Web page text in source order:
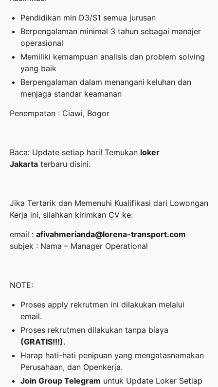
Pendidikan min D3/S1 semua jurusan
Berpengalaman minimal 3 tahun sebagai manajer
operasional
Memiliki kemampuan analisis dan problem solving
yang baik
Berpengalaman dalam menangani keluhan dan
menjaga standar keamanan
Penempatan : Ciawi, Bogor
Baca: Update setiap hari! Temukan loker
Jakarta terbaru disini.
Jika Tertarik dan Memenuhi Kualifikasi dari Lowongan
Kerja ini, silahkan kirimkan CV ke:
email : afivahmerianda@lorena-transport.com
subjek : Nama – Manager Operational
NOTE:
Proses apply rekrutmen ini dilakukan melalui
email.
Proses rekrutmen dilakukan tanpa biaya
(GRATIS!!!).
Harap hati-hati penipuan yang mengatasnamakan
Perusahaan, dan Openkerja.
Join Group Telegram untuk Update Loker Setiap